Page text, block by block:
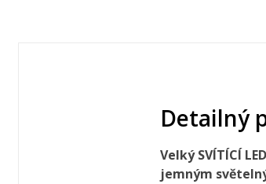
Detailný
Velký SVÍTÍCÍ
jemným